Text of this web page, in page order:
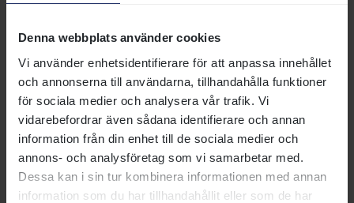
Denna webbplats använder cookies
Vi använder enhetsidentifierare för att anpassa innehållet
och annonserna till användarna, tillhandahålla funktioner
för sociala medier och analysera vår trafik. Vi
vidarebefordrar även sådana identifierare och annan
information från din enhet till de sociala medier och
annons- och analysföretag som vi samarbetar med.
Dessa kan i sin tur kombinera informationen med annan
information som du har tillhandahållit eller som de har
till, sade Peter Jardby.
Bakom vinnaren var det stenhårt om andraplatsen.
Målkameran avslöjade att Orzini drog det längsta
strået före Beauchamp United och Kleingeld.
Wido Neuroth-tränade
Flying Party infriade
favoritskapet med en lätt tvålängderviktoria före Hell
of a Kid i V5-spelets inledande treårsnovis över
krävande 2 400 meter. Tränarsonen Jan-Erik red Stall